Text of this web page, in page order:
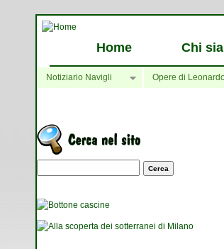
Home Chi
Notiziario Navigli Opere di
Maschera di ricerca